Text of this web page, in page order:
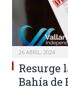
26 ABRIL, 2024
Resurge
Bahía de